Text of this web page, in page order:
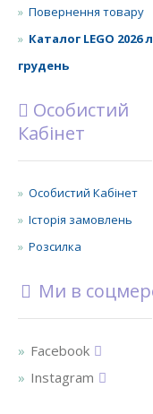
Повернення товару
Каталог LEGO 2026
грудень
Особистий
Кабінет
Особистий Кабінет
Історія замовлень
Розсилка
Ми в
Facebook
Instagram